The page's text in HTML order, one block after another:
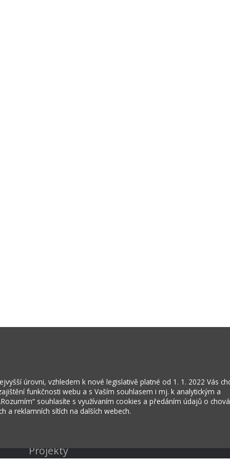
úrovni, vzhledem k nové legislativě platné od 1. 1. 2022 Vás
funkčnosti webu a s Vaším souhlasem i mj. k analytickým a
souhlasíte s využívaním cookies a předáním údajů o
a reklamních sítích na dalších webech.
Projekty